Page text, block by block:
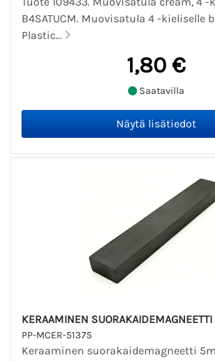
B4SATUCM. Muovisatula 4 -kieliselle
Plastic...
1,80 €
Saatavilla
KERAAMINEN
PP-MCER-51375
Keraaminen suorakaidemagneetti